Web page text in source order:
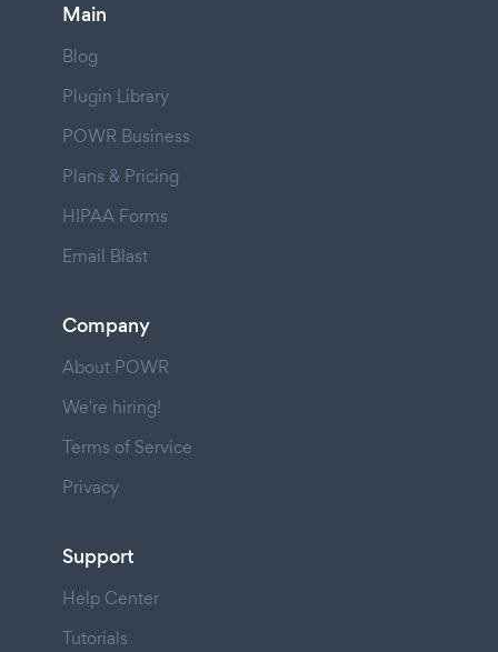
Main
Blog
Plugin Library
POWR Business
Plans & Pricing
HIPAA Forms
Email Blast
Company
About POWR
We're hiring!
Terms of Service
Privacy
Support
Help Center
Tutorials